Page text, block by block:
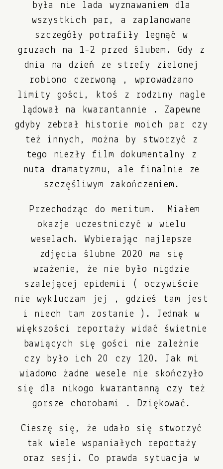
była nie lada wyznawaniem dla
wszystkich par, a zaplanowane
szczegóły potrafiły legnąć w
gruzach na 1-2 przed ślubem. Gdy z
dnia na dzień ze strefy zielonej
robiono czerwoną , wprowadzano
limity gości, ktoś z rodziny nagle
lądował na kwarantannie . Zapewne
gdyby zebrał historie moich par czy
też innych, można by stworzyć z
tego niezły film dokumentalny z
nuta dramatyzmu, ale finalnie ze
szczęśliwym zakończeniem.
Przechodząc do meritum. Miałem
okazje uczestniczyć w wielu
weselach. Wybierając najlepsze
zdjęcia ślubne 2020 ma się
wrażenie, że nie było nigdzie
szalejącej epidemii ( oczywiście
nie wykluczam jej , gdzieś tam jest
i niech tam zostanie ). Jednak w
większości reportaży widać świetnie
bawiących się gości nie zależnie
czy było ich 20 czy 120. Jak mi
wiadomo żadne wesele nie skończyło
się dla nikogo kwarantanną czy też
gorsze chorobami . Dziękować.
Cieszę się, że udało się stworzyć
tak wiele wspaniałych reportaży
oraz sesji. Co prawda sytuacja w